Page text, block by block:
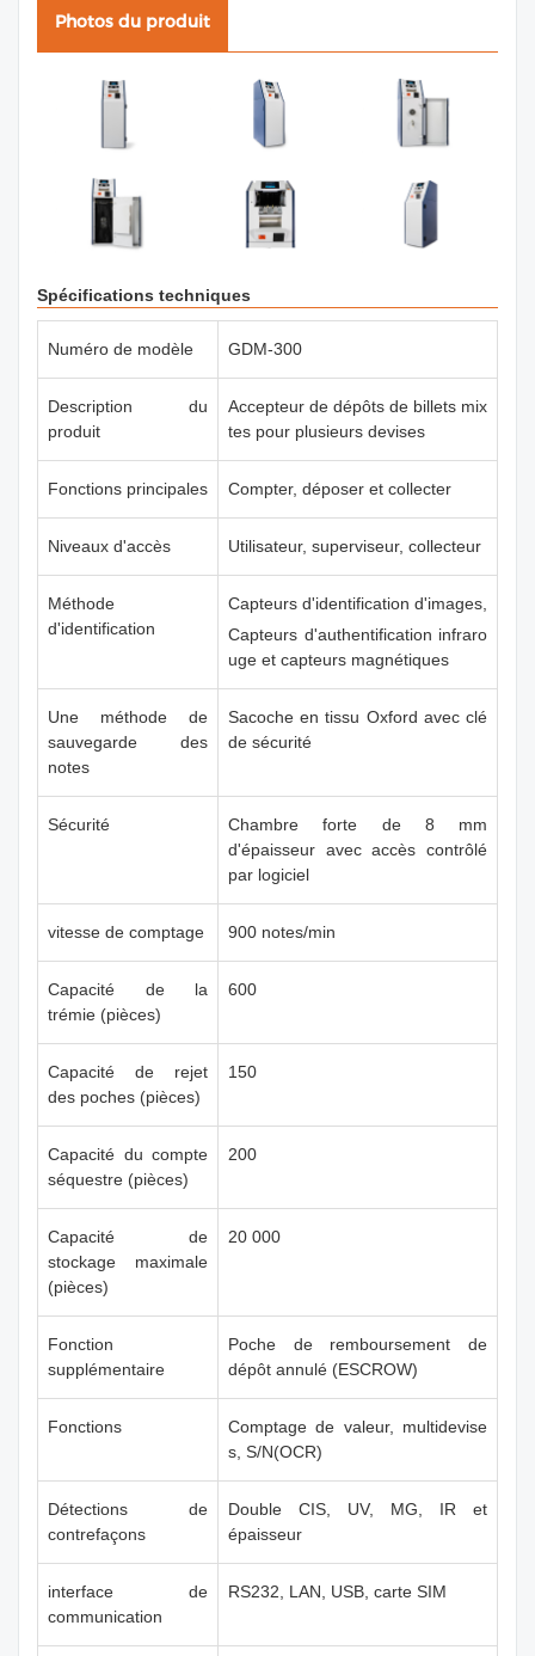
Photos du produit
Spécifications techniques
Numéro de modèle GDM-300
Description du
produit
Accepteur de dépôts de billets mix
tes pour plusieurs devises
Fonctions principales Compter, déposer et collecter
Niveaux d'accès Utilisateur, superviseur, collecteur
Méthode
d'identification
Capteurs d'identification d'images,
Capteurs d'authentification infraro
uge et capteurs magnétiques
Une méthode de
sauvegarde des
notes
Sacoche en tissu Oxford avec clé
de sécurité
Sécurité
Chambre forte de 8 mm
d'épaisseur avec accès contrôlé
par logiciel
vitesse de comptage 900 notes/min
Capacité de la
trémie (pièces)
600
Capacité de rejet
des poches (pièces)
150
Capacité du compte
séquestre (pièces)
200
Capacité de
stockage maximale
(pièces)
20 000
Fonction
supplémentaire
Poche de remboursement de
dépôt annulé (ESCROW)
Fonctions
Comptage de valeur, multidevise
s, S/N(OCR)
Détections de
contrefaçons
Double CIS, UV, MG, IR et
épaisseur
interface de
communication
RS232, LAN, USB, carte SIM